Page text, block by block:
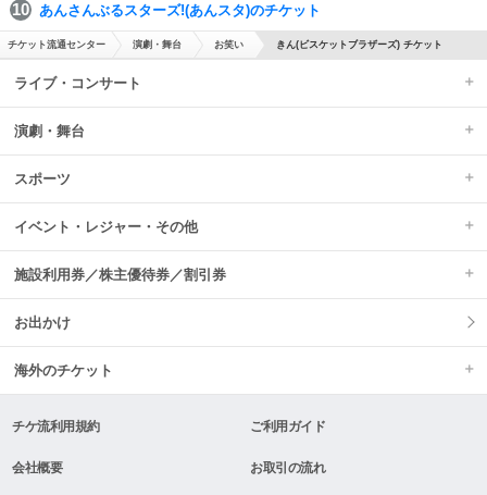
あんさんぶるスターズ!(あんスタ)のチケット
チケット流通センター 演劇・舞台 お笑い きん(ビスケットブラザーズ) チケット
ライブ・コンサート
演劇・舞台
スポーツ
イベント・レジャー・その他
施設利用券／株主優待券／割引券
お出かけ
海外のチケット
チケ流利用規約 ご利用ガイド
会社概要 お取引の流れ